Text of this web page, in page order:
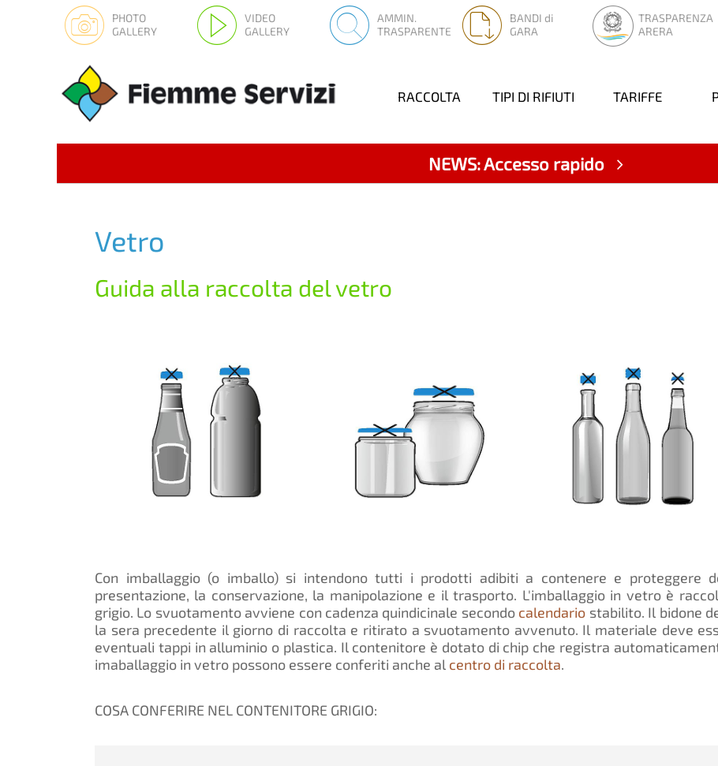
PHOTO
GALLERY
VIDEO
GALLERY
AMMIN.
TRASPARENTE
BANDI di
GARA
TRASPARENZA
ARERA
RACCOLTA TIPI DI RIFIUTI TARIFFE
NEWS: Accesso rapido
Vetro
Guida alla raccolta del vetro
Con imballaggio (o imballo) si intendono tutti i prodotti adibiti a contenere e proteggere
presentazione, la conservazione, la manipolazione e il trasporto. L'imballaggio in vetro è
grigio. Lo svuotamento avviene con cadenza quindicinale secondo calendario stabilito. Il bidone
la sera precedente il giorno di raccolta e ritirato a svuotamento avvenuto. Il materiale deve
eventuali tappi in alluminio o plastica. Il contenitore è dotato di chip che registra
imaballaggio in vetro possono essere conferiti anche al centro di raccolta.
COSA CONFERIRE NEL CONTENITORE GRIGIO: